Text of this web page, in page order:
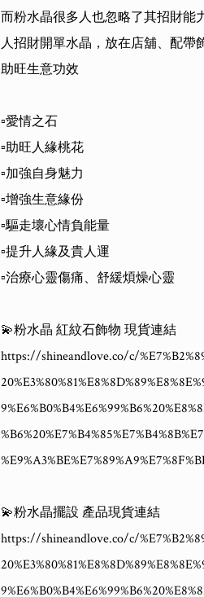
而粉水晶很多人也忽略了其招財能
人招財開單水晶，放在店舖、配帶
助旺生意功效
▫️愛情之石
▫️助旺人緣桃花
▫️加強自身魅力
▫️增強生意緣份
▫️驅走壞心情負能量
▫️提升人緣及貴人運
▫️治療心靈傷痛、舒緩煩燥心靈
💫粉水晶 紅紋石飾物 現貨連結
https://shineandlove.co/c/
💫粉水晶擺設 產品現貨連結
https://shineandlove.co/c/